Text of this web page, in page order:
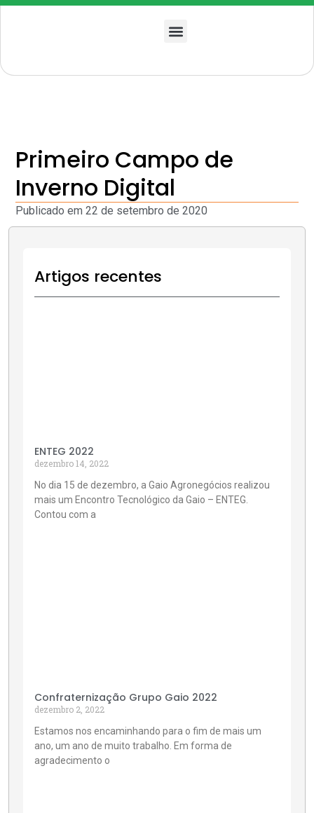
Primeiro Campo de
Inverno Digital
Publicado em 22 de setembro de 2020
Artigos recentes
ENTEG 2022
dezembro 14, 2022
No dia 15 de dezembro, a Gaio Agronegócios realizou
mais um Encontro Tecnológico da Gaio – ENTEG.
Contou com a
Confraternização Grupo Gaio 2022
dezembro 2, 2022
Estamos nos encaminhando para o fim de mais um
ano, um ano de muito trabalho. Em forma de
agradecimento o